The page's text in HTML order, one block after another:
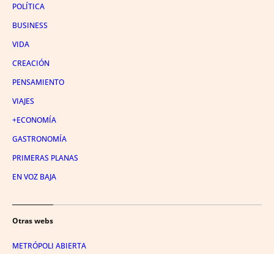
POLÍTICA
BUSINESS
VIDA
CREACIÓN
PENSAMIENTO
VIAJES
+ECONOMÍA
GASTRONOMÍA
PRIMERAS PLANAS
EN VOZ BAJA
Otras webs
METRÓPOLI ABIERTA